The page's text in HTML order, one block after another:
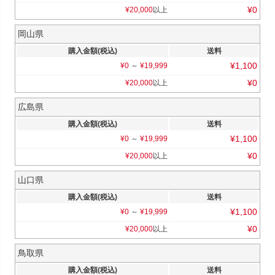
¥20,000以上 ¥0
岡山県
購入金額(税込)
送料
¥0 ～ ¥19,999 ¥1,100
¥20,000以上 ¥0
広島県
購入金額(税込)
送料
¥0 ～ ¥19,999 ¥1,100
¥20,000以上 ¥0
山口県
購入金額(税込)
送料
¥0 ～ ¥19,999 ¥1,100
¥20,000以上 ¥0
鳥取県
購入金額(税込) 送料